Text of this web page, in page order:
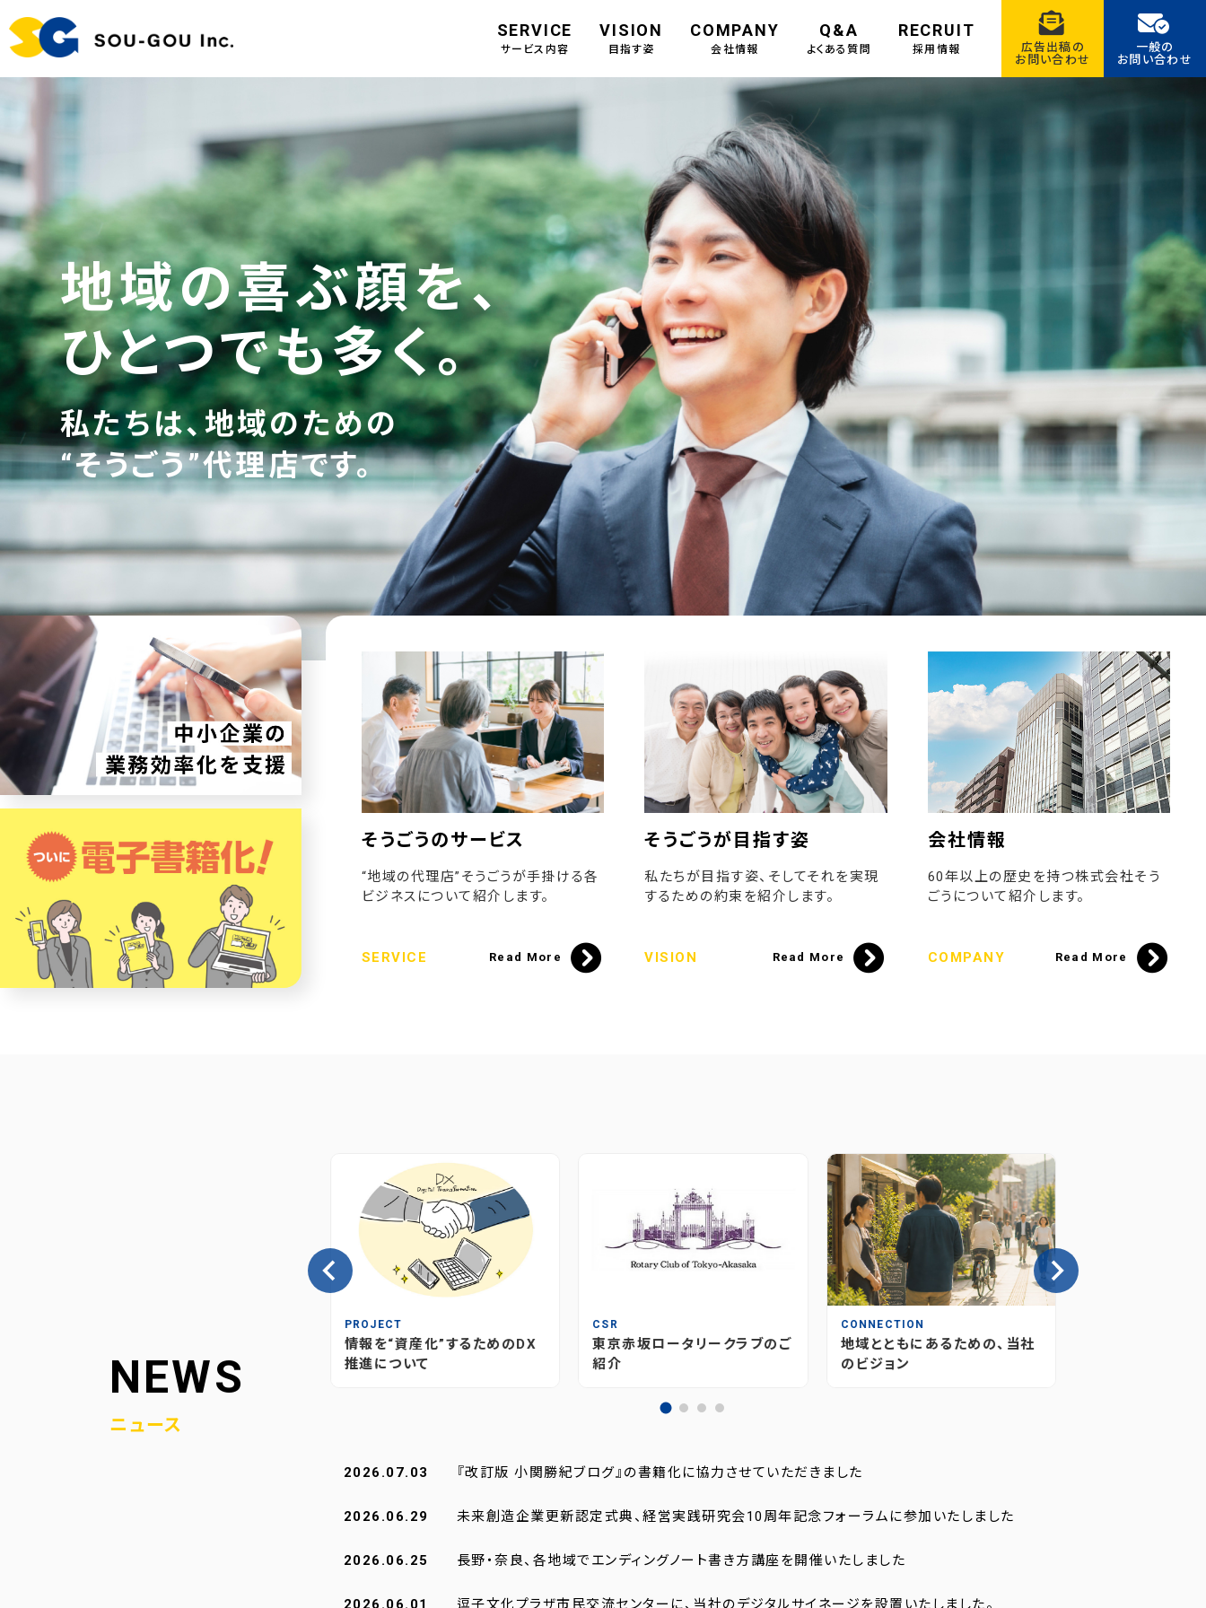
SERVICE
サービス内容
VISION
目指す姿
COMPANY
会社情報
Q&A
よくある質問
RECRUIT
採用情報
広告出稿の
お問い合わせ
一般の
お問い合わせ
地域の喜ぶ顔を、
ひとつでも多く。
私たちは、地域のための
“そうごう”代理店です。
そうごうのサービス
“地域の代理店”そうごうが手掛ける各
ビジネスについて紹介します。
SERVICE Read More
そうごうが目指す姿
私たちが目指す姿、そしてそれを実現
するための約束を紹介します。
VISION Read More
会社情報
60年以上の歴史を持つ株式会社そう
ごうについて紹介します。
COMPANY Read More
NEWS
ニュース
媒体のあり方とこれから
PROJECT
情報を“資産化”するためのDX
推進について
CSR
東京赤坂ロータリークラブのご
紹介
CONNECTION
地域とともにあるための、当社
のビジョン
2026.07.03 『改訂版 小関勝紀ブログ』の書籍化に協力させていただきました
2026.06.29 未来創造企業更新認定式典、経営実践研究会10周年記念フォーラムに参加いたしました
2026.06.25 長野・奈良、各地域でエンディングノート書き方講座を開催いたしました
2026.06.01 逗子文化プラザ市民交流センターに、当社のデジタルサイネージを設置いたしました。